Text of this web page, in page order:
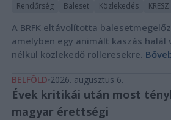
Rendőrség Baleset Közlekedés KRESZ
A BRFK eltávolította
amelyben egy animált kaszás halál
nélkül közlekedő rolleresekre.
BELFÖLD 2026. augusztus 6.
Évek kritikái után most
magyar érettségi